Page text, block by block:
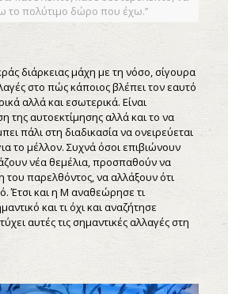
το πολύτιμο δώρο που έχω.’’
διάρκειας μάχη με τη νόσο, σίγουρα
στο πώς κάποιος βλέπει τον εαυτό
αλλά και εσωτερικά. Είναι
της αυτοεκτίμησης αλλά και το να
πάλι στη διαδικασία να ονειρεύεται
το μέλλον. Συχνά όσοι επιβιώνουν
νέα θεμέλια, προσπαθούν να
παρελθόντος, να αλλάξουν ότι
Έτσι και η Μ αναθεώρησε τι
και τι όχι και αναζήτησε
αυτές τις σημαντικές αλλαγές στη